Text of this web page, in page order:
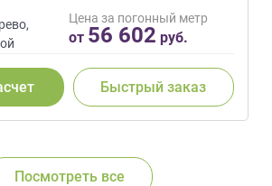
Цена за погонный метр
от 56 602 руб.
Быстрый заказ
Посмотреть все